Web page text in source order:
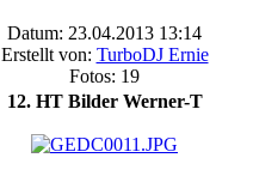
Datum: 23.04.2013 13:14
Erstellt von: TurboDJ Ernie
Fotos: 19
12. HT Bilder Werner-T